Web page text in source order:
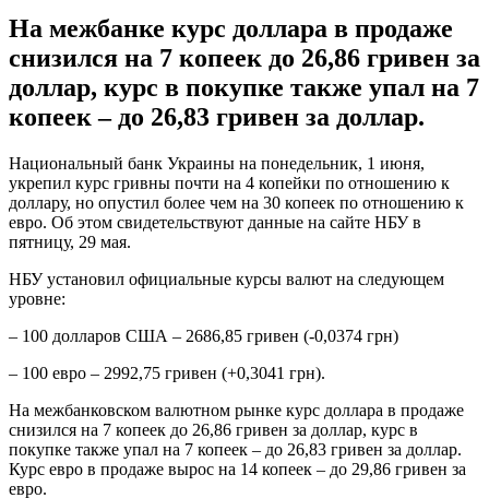
На межбанке курс доллара в продаже
снизился на 7 копеек до 26,86 гривен за
доллар, курс в покупке также упал на 7
копеек – до 26,83 гривен за доллар.
Национальный банк Украины на понедельник, 1 июня,
укрепил курс гривны почти на 4 копейки по отношению к
доллару, но опустил более чем на 30 копеек по отношению к
евро. Об этом свидетельствуют данные на сайте НБУ в
пятницу, 29 мая.
НБУ установил официальные курсы валют на следующем
уровне:
– 100 долларов США – 2686,85 гривен (-0,0374 грн)
– 100 евро – 2992,75 гривен (+0,3041 грн).
На межбанковском валютном рынке курс доллара в продаже
снизился на 7 копеек до 26,86 гривен за доллар, курс в
покупке также упал на 7 копеек – до 26,83 гривен за доллар.
Курс евро в продаже вырос на 14 копеек – до 29,86 гривен за
евро.